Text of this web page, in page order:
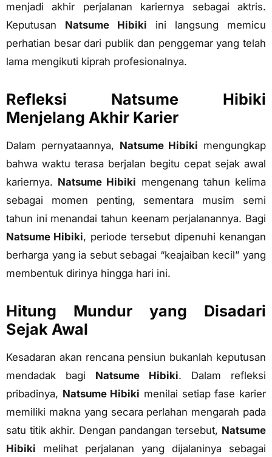
menjadi akhir perjalanan kariernya sebagai aktris.
Keputusan Natsume Hibiki ini langsung memicu
perhatian besar dari publik dan penggemar yang telah
lama mengikuti kiprah profesionalnya.
Refleksi Natsume Hibiki
Menjelang Akhir Karier
Dalam pernyataannya, Natsume Hibiki mengungkap
bahwa waktu terasa berjalan begitu cepat sejak awal
kariernya. Natsume Hibiki mengenang tahun kelima
sebagai momen penting, sementara musim semi
tahun ini menandai tahun keenam perjalanannya. Bagi
Natsume Hibiki, periode tersebut dipenuhi kenangan
berharga yang ia sebut sebagai “keajaiban kecil” yang
membentuk dirinya hingga hari ini.
Hitung Mundur yang Disadari
Sejak Awal
Kesadaran akan rencana pensiun bukanlah keputusan
mendadak bagi Natsume Hibiki. Dalam refleksi
pribadinya, Natsume Hibiki menilai setiap fase karier
memiliki makna yang secara perlahan mengarah pada
satu titik akhir. Dengan pandangan tersebut, Natsume
Hibiki melihat perjalanan yang dijalaninya sebagai